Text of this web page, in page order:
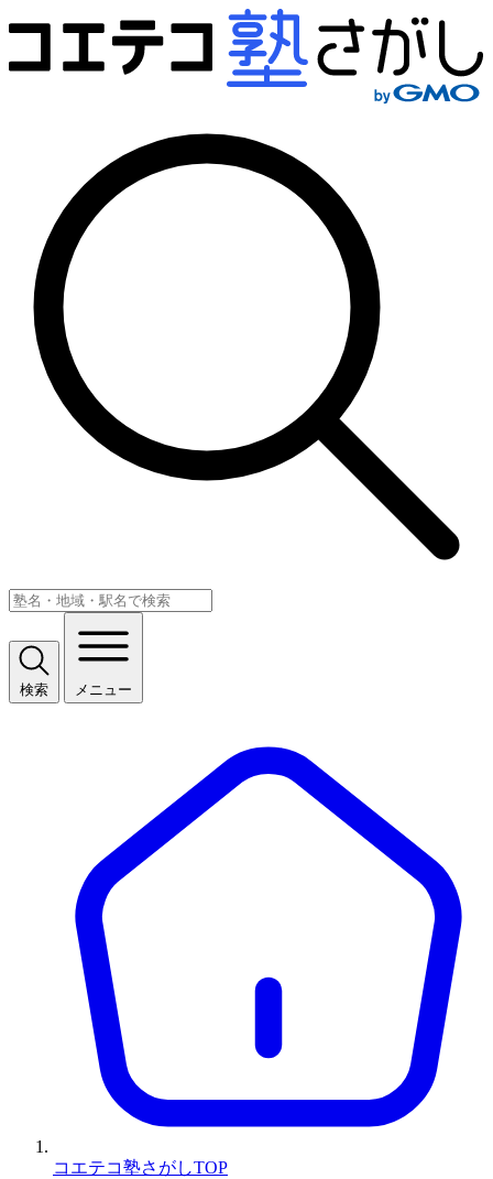
検索 メニュー
コエテコ塾さがしTOP